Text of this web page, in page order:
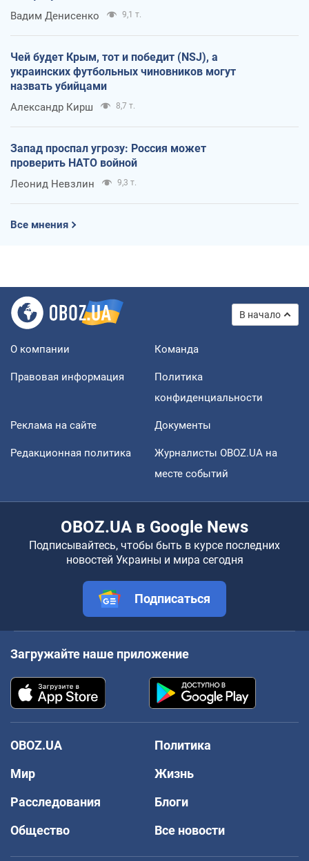
Вадим Денисенко 9,1 т.
Чей будет Крым, тот и победит (NSJ), а
украинских футбольных чиновников могут
назвать убийцами
Александр Кирш 8,7 т.
Запад проспал угрозу: Россия может
проверить НАТО войной
Леонид Невзлин 9,3 т.
Все мнения
В начало
О компании Команда
Правовая информация
Политика
конфиденциальности
Реклама на сайте Документы
Редакционная политика
Журналисты OBOZ.UA на
месте событий
OBOZ.UA в Google News
Подписывайтесь, чтобы быть в курсе последних
новостей Украины и мира сегодня
Подписаться
Загружайте наше приложение
OBOZ.UA
Политика
Мир
Жизнь
Расследования
Блоги
Общество
Все новости